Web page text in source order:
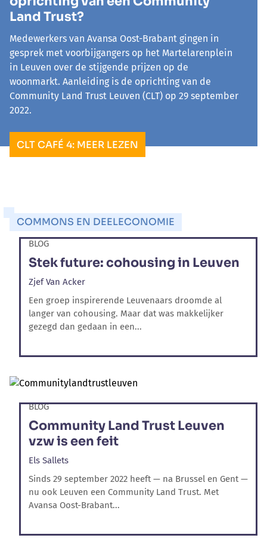
Land Trust?
Medewerkers van Avansa Oost-Brabant gingen in
gesprek met voorbijgangers op het Martelarenplein
in Leuven over de stijgende prijzen op de
woonmarkt. Aanleiding is de oprichting van de
Community Land Trust Leuven (CLT) op 29 september
2022.
CLT CAFÉ 4: MEER LEZEN
COMMONS EN DEELECONOMIE
BLOG
Stek future: cohousing in Leuven
Zjef Van Acker
Een groep inspirerende Leuvenaars droomde al
langer van cohousing. Maar dat was makkelijker
gezegd dan gedaan in een...
BLOG
Community Land Trust Leuven
vzw is een feit
Els Sallets
Sinds 29 september 2022 heeft — na Brussel en Gent —
nu ook Leuven een Community Land Trust. Met
Avansa Oost-Brabant...